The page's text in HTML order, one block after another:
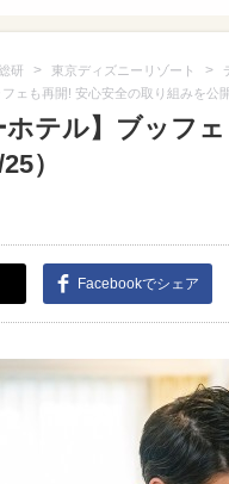
研 > 東京ディズニーリゾート >
フェも再開! 安心安全の取り組みを公開
ホテル】ブッフ
）
Facebookでシェア